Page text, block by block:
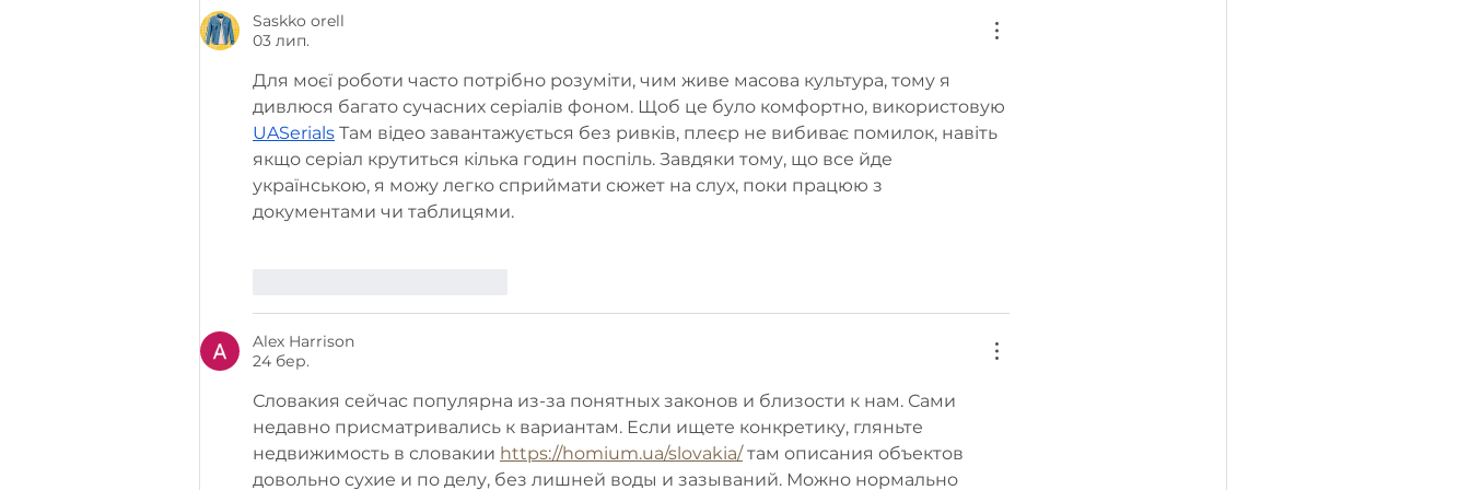
виставці Salone del
Mobile.Milano
Saskko orell
03 лип.
Для моєї роботи часто потрібно розуміти, чим живе масова культура, тому я
дивлюся багато сучасних серіалів фоном. Щоб це було комфортно, використовую
UASerials Там відео завантажується без ривків, плеєр не вибиває помилок, навіть
якщо серіал крутиться кілька годин поспіль. Завдяки тому, що все йде
українською, я можу легко сприймати сюжет на слух, поки працюю з
документами чи таблицями.
Alex Harrison
24 бер.
Словакия сейчас популярна из-за понятных законов и близости к нам. Сами
недавно присматривались к вариантам. Если ищете конкретику, гляньте
недвижимость в словакии https://homium.ua/slovakia/ там описания объектов
довольно сухие и по делу, без лишней воды и зазываний. Можно нормально